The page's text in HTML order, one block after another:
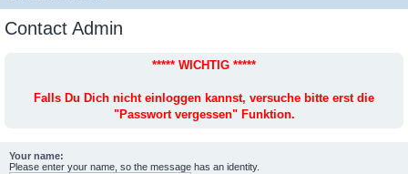
Contact Admin
***** WICHTIG *****
Falls Du Dich nicht einloggen kannst, versuche bitte erst die
"Passwort vergessen" Funktion.
Your name:
Please enter your name, so the message has an identity.